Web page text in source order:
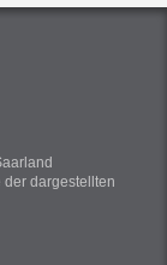
der dargestellten